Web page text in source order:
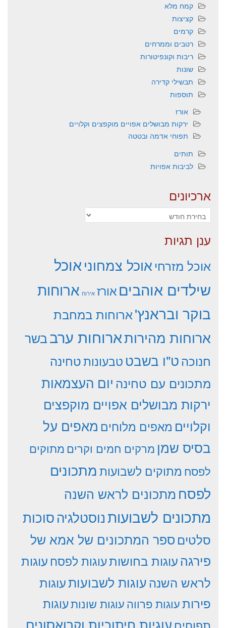
קמח מלא
קציצות
קרמים
רטבים וממרחים
ריבות וקונפיטורות
שונות
תבשילי קדירה
תוספות
אורז
ירקות מבושלים אפויים מוקפצים וקלויים
תפוחי אדמה ובטטה
תותים
לביבות אפויות
ארכיונים
ארכיונים
ענן תגיות
אוכל מזרחיאוכל צמחוניאוכל
שילדים אוהביםאורז אירוח ארוחות
בוקר ובראנץ'ארוחות במחבת
ארוחות מהירותארוחות ערבבשר
חנוכהט"ו בשבט טבעונותטחינה
מתכונים עם טחינה יום העצמאות
ירקות מבושלים אפויים מוקפצים
וקלויים מאפים מלוחים מאפים על
בסיס שמן מרקים חמים וקריםמתוקים
לפסח מתוקים לשבועותמתכונים
לפסח מתכונים לראש השנה
מתכונים לשבועותנוסטלגיהסוכות
סלטים ספר המתכונים של אמא של
פירגהעוגות בחושותעוגות לפסח עוגות
לראש השנהעוגות לשבועותעוגות
פירותעוגות פרווהעוגות שונותעוגות
עוגיות חיתוכיות וקרואסונים